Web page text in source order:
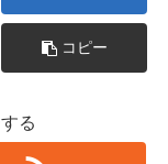
コピー
る